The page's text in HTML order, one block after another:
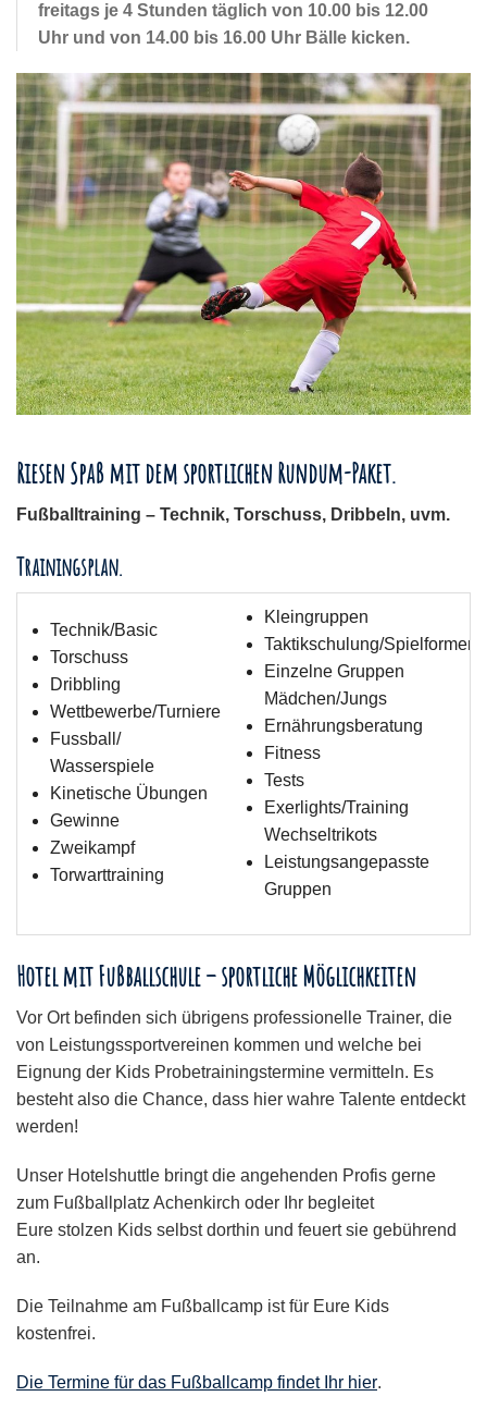
freitags je 4 Stunden täglich von 10.00 bis 12.00
Uhr und von 14.00 bis 16.00 Uhr Bälle kicken.
Riesen Spaß mit dem sportlichen Rundum-Paket.
Fußballtraining – Technik, Torschuss, Dribbeln, uvm.
Trainingsplan.
Technik/Basic
Torschuss
Dribbling
Wettbewerbe/Turniere
Fussball/
Wasserspiele
Kinetische Übungen
Gewinne
Zweikampf
Torwarttraining
Kleingruppen
Taktikschulung/Spielformen
Einzelne Gruppen
Mädchen/Jungs
Ernährungsberatung
Fitness
Tests
Exerlights/Training
Wechseltrikots
Leistungsangepasste
Gruppen
Hotel mit Fußballschule – sportliche Möglichkeiten
Vor Ort befinden sich übrigens professionelle Trainer, die
von Leistungssportvereinen kommen und welche bei
Eignung der Kids Probetrainingstermine vermitteln. Es
besteht also die Chance, dass hier wahre Talente entdeckt
werden!
Unser Hotelshuttle bringt die angehenden Profis gerne
zum Fußballplatz Achenkirch oder Ihr begleitet
Eure stolzen Kids selbst dorthin und feuert sie gebührend
an.
Die Teilnahme am Fußballcamp ist für Eure Kids
kostenfrei.
Die Termine für das Fußballcamp findet Ihr hier.